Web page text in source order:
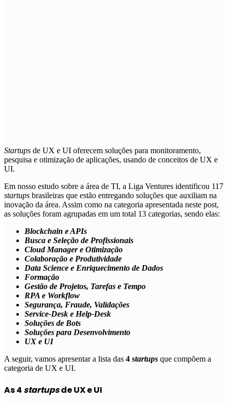
Startups de UX e UI oferecem soluções para monitoramento,
pesquisa e otimização de aplicações, usando de conceitos de UX e
UI.
Em nosso estudo sobre a área de TI, a Liga Ventures identificou 117
startups brasileiras que estão entregando soluções que auxiliam na
inovação da área. Assim como na categoria apresentada neste post,
as soluções foram agrupadas em um total 13 categorias, sendo elas:
Blockchain e APIs
Busca e Seleção de Profissionais
Cloud Manager e Otimização
Colaboração e Produtividade
Data Science e Enriquecimento de Dados
Formação
Gestão de Projetos, Tarefas e Tempo
RPA e Workflow
Segurança, Fraude, Validações
Service-Desk e Help-Desk
Soluções de Bots
Soluções para Desenvolvimento
UX e UI
A seguir, vamos apresentar a lista das 4 startups que compõem a
categoria de UX e UI.
As 4 startupsde UX e UI